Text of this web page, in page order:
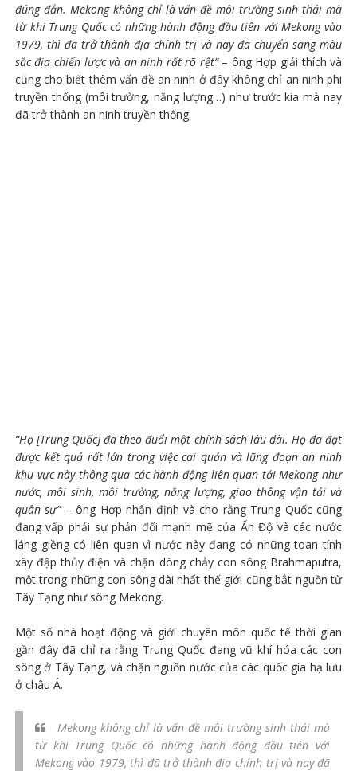
đúng đắn. Mekong không chỉ là vấn đề môi trường sinh thái mà
từ khi Trung Quốc có những hành động đầu tiên với Mekong vào
1979, thì đã trở thành địa chính trị và nay đã chuyển sang màu
sắc địa chiến lược và an ninh rất rõ rệt”– ông Hợp giải thích và
cũng cho biết thêm vấn đề an ninh ở đây không chỉ an ninh phi
truyền thống (môi trường, năng lượng…) như trước kia mà nay
đã trở thành an ninh truyền thống.
“Họ [Trung Quốc] đã theo đuổi một chính sách lâu dài. Họ đã đạt
được kết quả rất lớn trong việc cai quản và lũng đoạn an ninh
khu vực này thông qua các hành động liên quan tới Mekong như
nước, môi sinh, môi trường, năng lượng, giao thông vận tải và
quân sự”– ông Hợp nhận định và cho rằng Trung Quốc cũng
đang vấp phải sự phản đối mạnh mẽ của Ấn Độ và các nước
láng giềng có liên quan vì nước này đang có những toan tính
xây đập thủy điện và chặn dòng chảy con sông Brahmaputra,
một trong những con sông dài nhất thế giới cũng bắt nguồn từ
Tây Tạng như sông Mekong.
Một số nhà hoạt động và giới chuyên môn quốc tế thời gian
gần đây đã chỉ ra rằng Trung Quốc đang vũ khí hóa các con
sông ở Tây Tạng, và chặn nguồn nước của các quốc gia hạ lưu
ở châu Á.
Mekong không chỉ là vấn đề môi trường sinh thái mà
từ khi Trung Quốc có những hành động đầu tiên với
Mekong vào 1979, thì đã trở thành địa chính trị và nay đã